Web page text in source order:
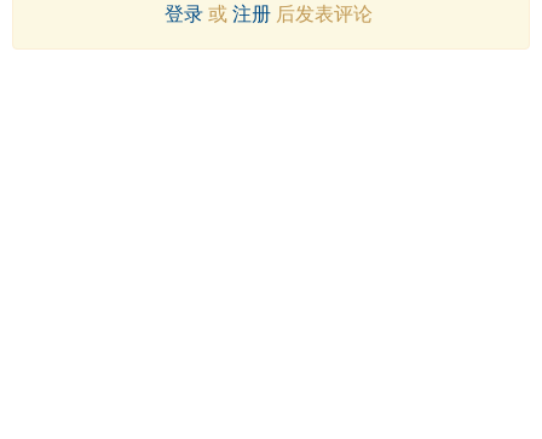
登录或 注册后发表评论